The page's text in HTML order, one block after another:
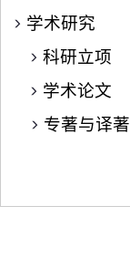
学术研究
科研立项
学术论文
专著与译著